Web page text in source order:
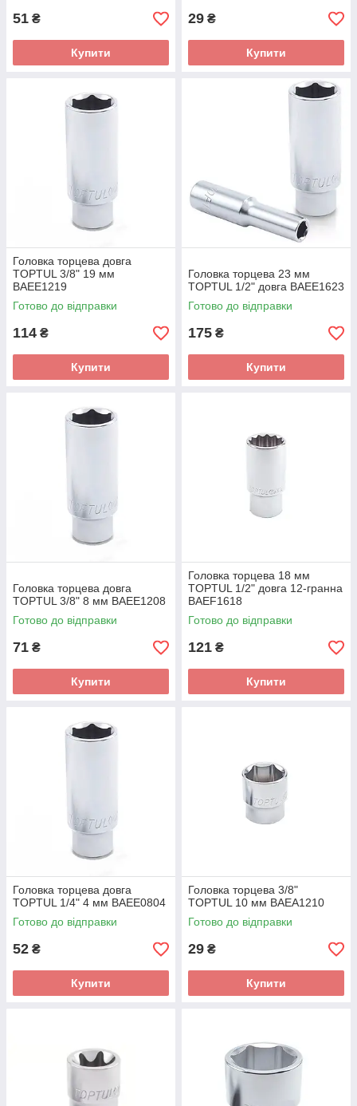
51 ₴
Купити
29 ₴
Купити
Головка торцева довга
TOPTUL 3/8" 19 мм
BAEE1219
Готово до відправки
114 ₴
Купити
Головка торцева 23 мм
TOPTUL 1/2" довга BAEE1623
Готово до відправки
175 ₴
Купити
Головка торцева довга
TOPTUL 3/8" 8 мм BAEE1208
Готово до відправки
71 ₴
Купити
Головка торцева 18 мм
TOPTUL 1/2" довга 12-гранна
BAEF1618
Готово до відправки
121 ₴
Купити
Головка торцева довга
TOPTUL 1/4" 4 мм BAEE0804
Готово до відправки
52 ₴
Купити
Головка торцева 3/8"
TOPTUL 10 мм BAEA1210
Готово до відправки
29 ₴
Купити